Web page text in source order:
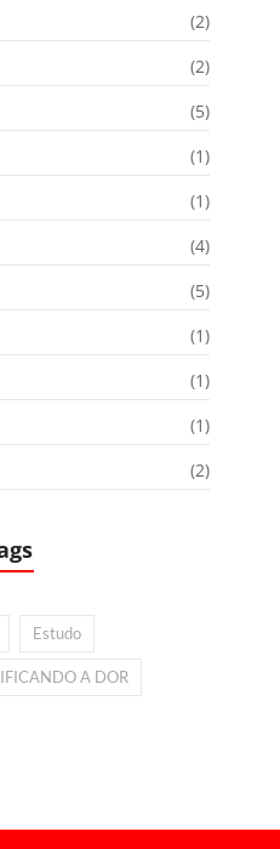
(2)
(2)
(5)
(1)
(1)
(4)
(5)
(1)
(1)
(1)
(2)
Estudo
A DOR